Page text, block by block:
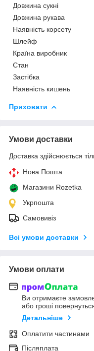
Довжина сукні
Довжина рукава
Наявність корсету
Шлейф
Країна виробник
Стан
Застібка
Наявність кишень
Приховати
Умови доставки
Доставка здійснюється
Нова Пошта
Магазини Rozetka
Укрпошта
Самовивіз
Всі умови доставки
Умови оплати
Ви отримаєте
або гроші
Детальніше
Оплатити частинами
Післяплата